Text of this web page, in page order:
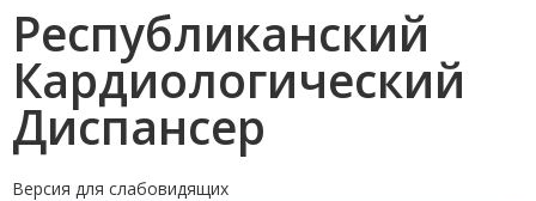
Республиканский
Кардиологический
Диспансер
Версия для слабовидящих